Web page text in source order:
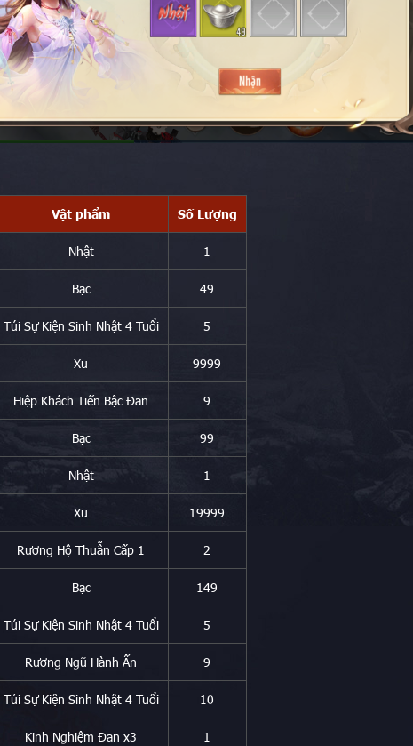
Vật phẩm Số Lượng
Nhật 1
Bạc 49
Túi Sự Kiện Sinh Nhật 4 Tuổi 5
Xu 9999
Hiệp Khách Tiến Bậc Đan 9
Bạc 99
Nhật 1
Xu 19999
Rương Hộ Thuẫn Cấp 1 2
Bạc 149
Túi Sự Kiện Sinh Nhật 4 Tuổi 5
Rương Ngũ Hành Ấn 9
Túi Sự Kiện Sinh Nhật 4 Tuổi 10
Kinh Nghiệm Đan x3 1